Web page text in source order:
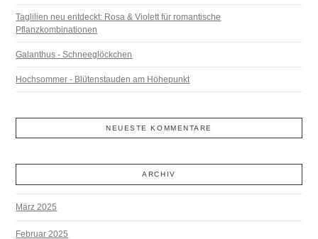
Taglilien neu entdeckt: Rosa & Violett für romantische
Pflanzkombinationen
Galanthus - Schneeglöckchen
Hochsommer - Blütenstauden am Höhepunkt
NEUESTE KOMMENTARE
ARCHIV
März 2025
Februar 2025